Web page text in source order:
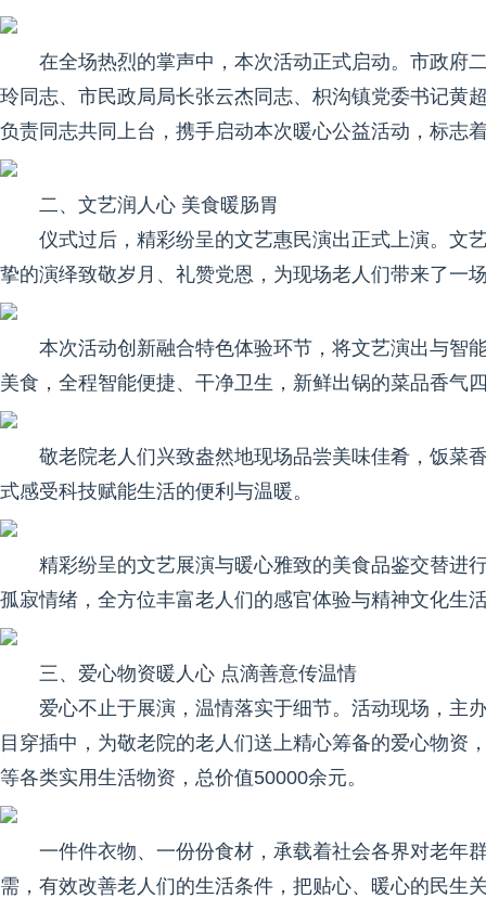
在全场热烈的掌声中，本次活动正式启动。市政府
玲同志、市民政局局长张云杰同志、枳沟镇党委书记黄
负责同志共同上台，携手启动本次暖心公益活动，标志
二、文艺润人心 美食暖肠胃
仪式过后，精彩纷呈的文艺惠民演出正式上演。文
挚的演绎致敬岁月、礼赞党恩，为现场老人们带来了一
本次活动创新融合特色体验环节，将文艺演出与智
美食，全程智能便捷、干净卫生，新鲜出锅的菜品香气
敬老院老人们兴致盎然地现场品尝美味佳肴，饭菜
式感受科技赋能生活的便利与温暖。
精彩纷呈的文艺展演与暖心雅致的美食品鉴交替进
孤寂情绪，全方位丰富老人们的感官体验与精神文化生
三、爱心物资暖人心 点滴善意传温情
爱心不止于展演，温情落实于细节。活动现场，主
目穿插中，为敬老院的老人们送上精心筹备的爱心物资
等各类实用生活物资，总价值50000余元。
一件件衣物、一份份食材，承载着社会各界对老年
需，有效改善老人们的生活条件，把贴心、暖心的民生